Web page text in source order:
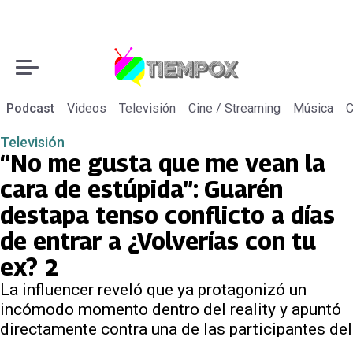
Podcast Videos Televisión Cine / Streaming Música
Televisión
“No me gusta que me vean la
cara de estúpida”: Guarén
destapa tenso conflicto a días
de entrar a ¿Volverías con tu
ex? 2
La influencer reveló que ya protagonizó un
incómodo momento dentro del reality y apuntó
directamente contra una de las participantes del